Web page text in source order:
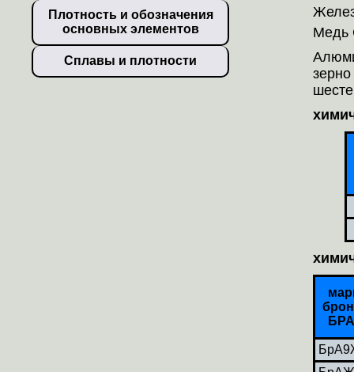
Плотность и обозначения
основных элементов
Сплавы и плотности
Медь